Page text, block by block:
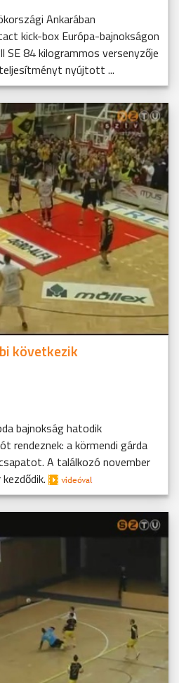
Ankarában
kick-box Európa-bajnokságon
SE 84 kilogrammos versenyzője
nyújtott ...
következik
bajnokság hatodik
rendeznek: a körmendi gárda
A találkozó november